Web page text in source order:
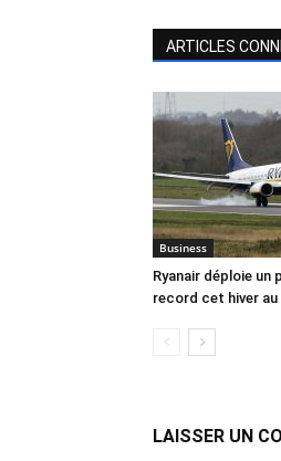
ARTICLES
Business
Ryanair déploie un
record cet hiver au
LAISSER UN